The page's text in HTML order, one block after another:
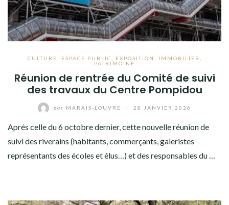
CULTURE ESPACE PUBLIC EXPOSITION IMMOBILIER
PATRIMOINE
Réunion de rentrée du Comité de suivi
des travaux du Centre Pompidou
par MARAIS-LOUVRE 28 JANVIER 2026
Aprés celle du 6 octobre dernier, cette nouvelle réunion de
suivi des riverains (habitants, commerçants, galeristes
représentants des écoles et élus…) et des responsables du …